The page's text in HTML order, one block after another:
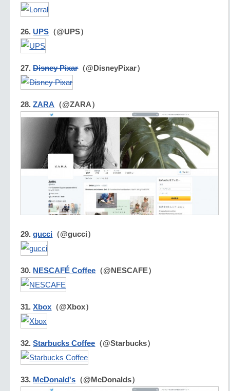
26. UPS （@UPS）
27.Disney Pixar（@DisneyPixar）
28.ZARA （@ZARA）
29.gucci （@gucci）
30. NESCAFÉ Coffee （@NESCAFE）
31.Xbox （@Xbox）
32.Starbucks Coffee （@Starbucks）
33. McDonald's （@McDonalds）